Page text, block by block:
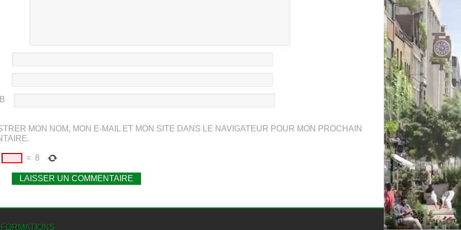
MON NOM, MON E-MAIL ET MON SITE DANS LE NAVIGATEUR POUR MON PROCHAIN
= 8